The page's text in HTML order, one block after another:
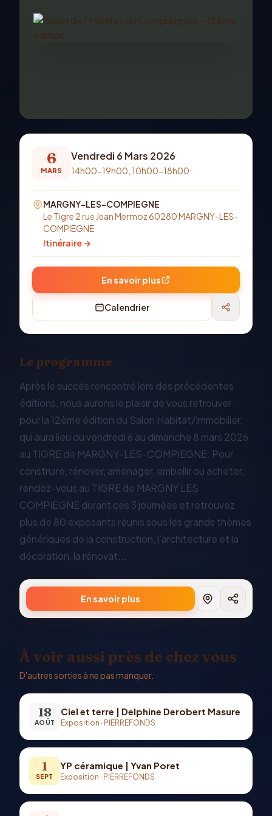
6
MARS
Vendredi 6 Mars 2026
14h00-19h00, 10h00-18h00
MARGNY-LES-COMPIEGNE
Le Tigre 2 rue Jean Mermoz 60280 MARGNY-LES-
COMPIEGNE
Itinéraire →
En savoir plus
Calendrier
Le programme
Après le succès rencontré lors des précédentes
éditions, nous aurons le plaisir de vous retrouver
pour la 12ème édition du Salon Habitat/Immobilier,
qui aura lieu du vendredi 6 au dimanche 8 mars 2026
au TIGRE de MARGNY-LES-COMPIEGNE. Pour
construire, rénover, aménager, embellir ou acheter,
rendez-vous au TIGRE de MARGNY LES
COMPIEGNE durant ces 3 journées et retrouvez
plus de 80 exposants réunis sous les grands thèmes
génériques de la construction, l’architecture et la
décoration, la rénovat...
En savoir plus
À voir aussi près de chez vous
D'autres sorties à ne pas manquer.
18
AOÛT
Ciel et terre | Delphine Derobert Masure
Exposition · PIERREFONDS
1
SEPT
YP céramique | Yvan Poret
Exposition · PIERREFONDS